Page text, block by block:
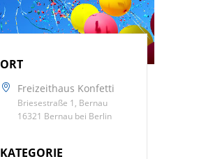
ORT
Freizeithaus Konfetti
Briesestraße 1, Bernau
16321 Bernau bei Berlin
KATEGORIE